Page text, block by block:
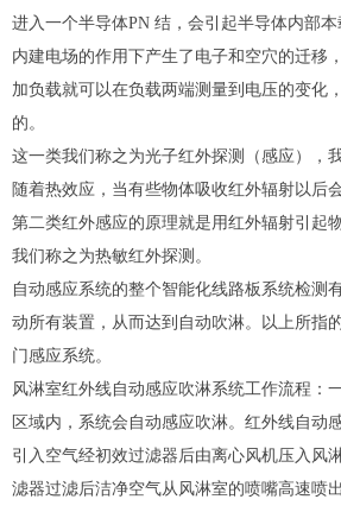
进入一个半导体PN 结，会引起半导体内部
内建电场的作用下产生了电子和空穴的迁移
加负载就可以在负载两端测量到电压的变化
的。
这一类我们称之为光子红外探测（感应），
随着热效应，当有些物体吸收红外辐射以后
第二类红外感应的原理就是用红外辐射引起
我们称之为热敏红外探测。
自动感应系统的整个智能化线路板系统检测
动所有装置，从而达到自动吹淋。以上所指
门感应系统。
风淋室红外线自动感应吹淋系统工作流程：
区域内，系统会自动感应吹淋。红外线自动
引入空气经初效过滤器 后由离心风机压入风
滤器过滤后洁净空气从风淋室的喷嘴高速喷